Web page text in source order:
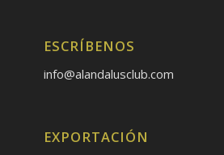
ESCRÍBENOS
info@alandalusclub.com
EXPORTACIÓN